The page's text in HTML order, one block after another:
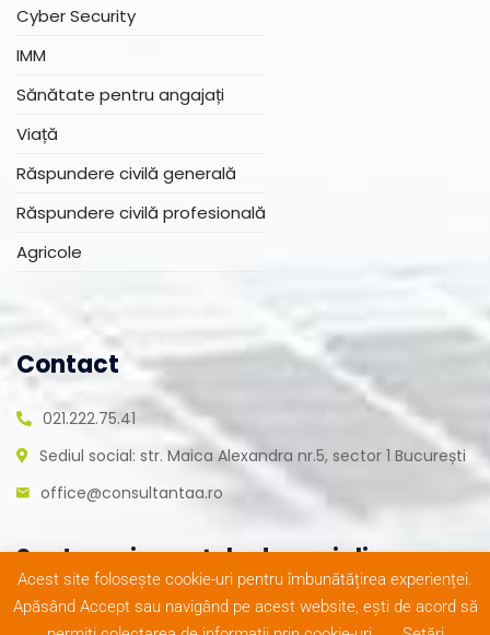
Cyber Security
IMM
Sănătate pentru angajați
Viață
Răspundere civilă generală
Răspundere civilă profesională
Agricole
Contact
021.222.75.41
Sediul social: str. Maica Alexandra nr.5, sector 1 București
office@consultantaa.ro
Suntem și pe rețele de socializare
Acest site folosește cookie-uri pentru îmbunătățirea experienței.
Apăsând Accept sau navigând pe acest website, ești de acord să